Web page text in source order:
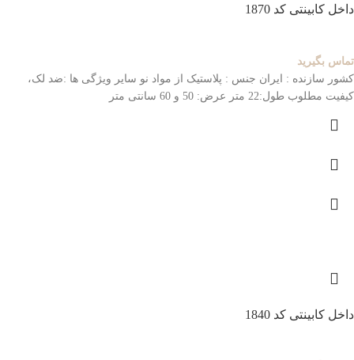
داخل کابینتی کد 1870
تماس بگیرید
کشور سازنده : ایران جنس : پلاستیک از مواد نو سایر ویژگی ها :ضد لک،
کیفیت مطلوب طول:22 متر عرض: 50 و 60 سانتی متر
داخل کابینتی کد 1840